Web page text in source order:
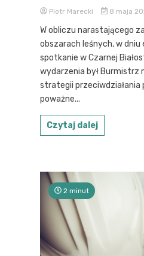
Piotr Marecki 8 maja
W obliczu narastającego
obszarach leśnych, w
spotkanie w Czarnej
wydarzenia był Burmistrz
strategii
poważne...
Czytaj dalej
2 minut